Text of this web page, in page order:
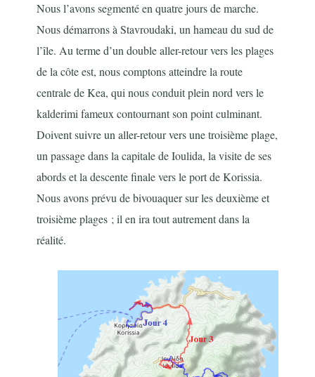
Nous l’avons segmenté en quatre jours de marche.
Nous démarrons à Stavroudaki, un hameau du sud de
l’île. Au terme d’un double aller-retour vers les plages
de la côte est, nous comptons atteindre la route
centrale de Kea, qui nous conduit plein nord vers le
kalderimi fameux contournant son point culminant.
Doivent suivre un aller-retour vers une troisième plage,
un passage dans la capitale de Ioulida, la visite de ses
abords et la descente finale vers le port de Korissia.
Nous avons prévu de bivouaquer sur les deuxième et
troisième plages ; il en ira tout autrement dans la
réalité.